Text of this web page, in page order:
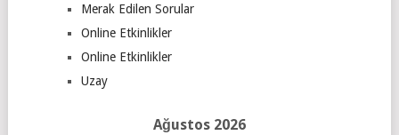
Merak Edilen Sorular
Online Etkinlikler
Online Etkinlikler
Uzay
Ağustos 2026